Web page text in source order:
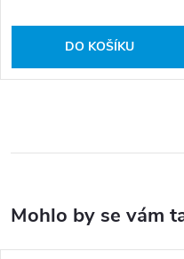
DO KOŠÍKU